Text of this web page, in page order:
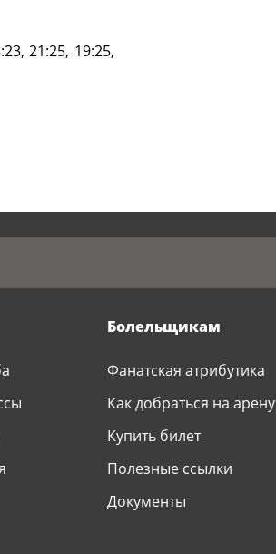
21:25, 19:25,
Болельщикам
Фанатская атрибутика
Как добраться на арену
Купить билет
Полезные ссылки
Документы